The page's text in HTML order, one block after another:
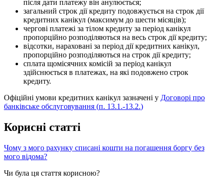
після дати платежу він анулюється;
загальний строк дії кредиту подовжується на строк дії
кредитних канікул (максимум до шести місяців);
чергові платежі за тілом кредиту за період канікул
пропорційно розподіляються на весь строк дії кредиту;
відсотки, нараховані за період дії кредитних канікул,
пропорційно розподіляються на строк дії кредиту;
сплата щомісячних комісій за період канікул
здійснюється в платежах, на які подовжено строк
кредиту.
Офіційні умови кредитних канікул зазначені у Договорі про
банківське обслуговування (п. 13.1 .-13.2.)
Корисні статті
Чому з мого рахунку списані кошти на погашення боргу без
мого відома?
Чи була ця стаття корисною?